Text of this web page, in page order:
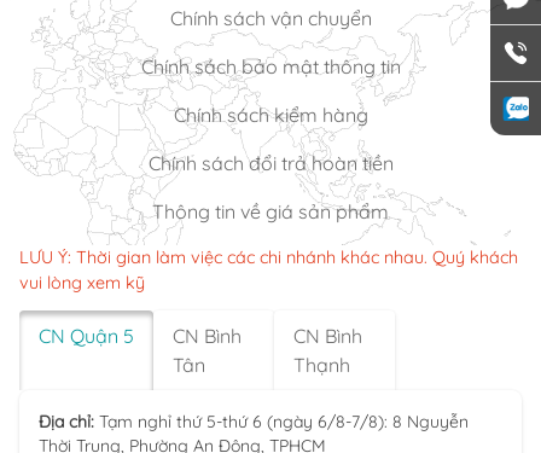
Chính sách vận chuyển
Chính sách bảo mật thông tin
Chính sách kiểm hàng
Chính sách đổi trả hoàn tiền
Thông tin về giá sản phẩm
LƯU Ý: Thời gian làm việc các chi nhánh khác nhau. Quý khách
vui lòng xem kỹ
CN Quận 5
CN Bình
Tân
CN Bình
Thạnh
Địa chỉ: Tạm nghỉ thứ 5-thứ 6 (ngày 6/8-7/8): 8 Nguyễn
Thời Trung, Phường An Đông, TPHCM